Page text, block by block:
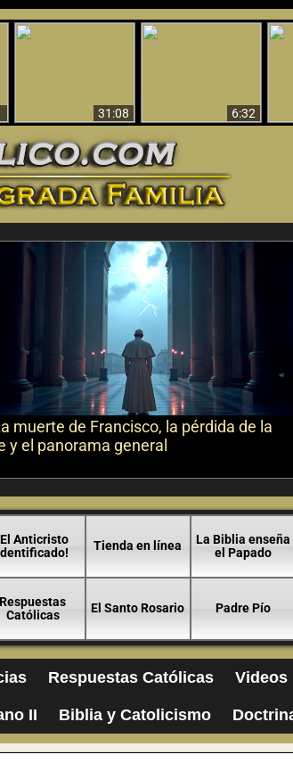
31:08 6:32
muerte de Francisco, la pérdida de la
y el panorama general
Anticristo
Tienda en línea
La Biblia enseña
el Papado
Respuestas
Católicas
El Santo Rosario Padre Pío
Respuestas Católicas Videos
II Biblia y Catolicismo